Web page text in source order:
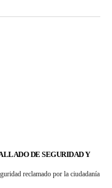
DE SEGURIDAD Y
reclamado por la ciudadanía